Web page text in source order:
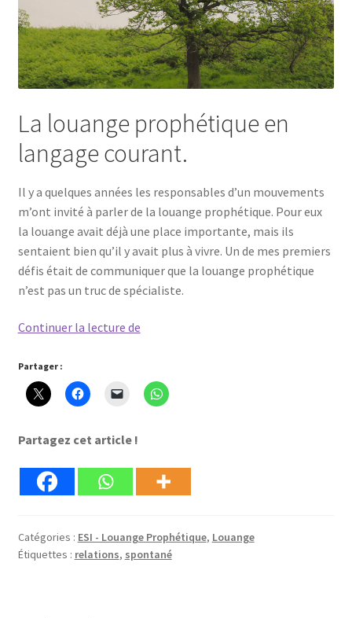
La louange prophétique en
langage courant.
Il y a quelques années les responsables d’un mouvements
m’ont invité à parler de la louange prophétique. Pour eux
la louange avait déjà une place importante, mais ils
sentaient bien qu’il y avait plus à vivre. Un de mes premiers
défis était de communiquer que la louange prophétique
n’est pas un truc de spécialiste.
Continuer la lecture deLa
–
Enracinée,
Inspirée.
Partager :
Partagez cet article !
Catégories : ESI - Louange Prophétique, Louange
Étiquettes : relations, spontané